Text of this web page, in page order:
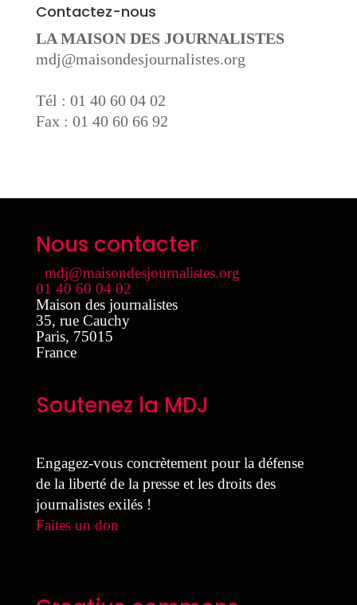
Contactez-nous
LA MAISON DES JOURNALISTES
mdj@maisondesjournalistes.org
Tél : 01 40 60 04 02
Fax : 01 40 60 66 92
Nous contacter
mdj@maisondesjournalistes.org
01 40 60 04 02
Maison des journalistes
35, rue Cauchy
Paris, 75015
France
Soutenez la MDJ
Engagez-vous concrètement pour la défense
de la liberté de la presse et les droits des
journalistes exilés !
Faites un don